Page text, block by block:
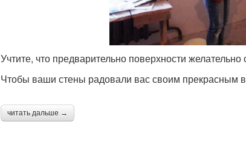
Учтите, что предварительно поверхности желательно
Чтобы ваши стены радовали вас своим прекрасным
читать дальше →